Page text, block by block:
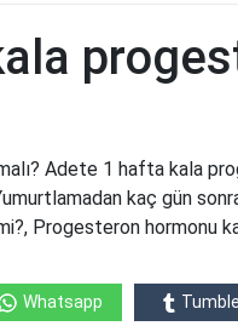
Adete 1 hafta kala
kaç gün
Progesteron hormonu
Whatsapp